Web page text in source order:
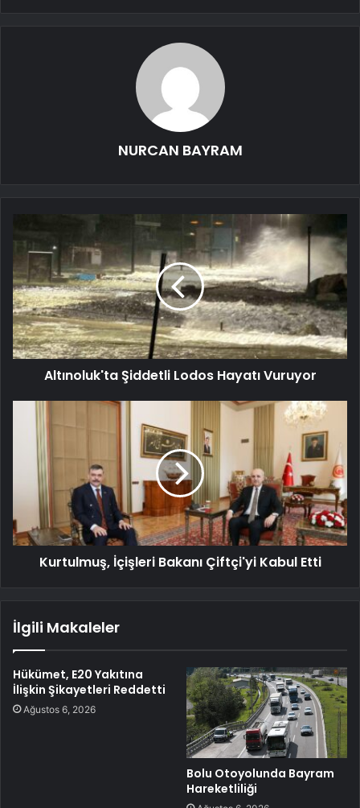
NURCAN BAYRAM
Altınoluk'ta Şiddetli Lodos Hayatı Vuruyor
Kurtulmuş, İçişleri Bakanı Çiftçi'yi Kabul Etti
İlgili Makaleler
Hükümet, E20 Yakıtına
İlişkin Şikayetleri Reddetti
Ağustos 6, 2026
Bolu Otoyolunda Bayram
Hareketliliği